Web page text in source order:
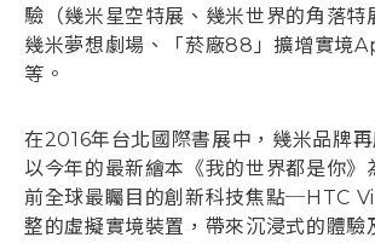
驗（幾米星空特展、幾米世界的角落特
幾米夢想劇場、「菸廠88」擴增實境
等。
在2016年台北國際書展中，幾米品牌再
以今年的最新繪本《我的世界都是你》
前全球最矚目的創新科技焦點─HTC
整的虛擬實境裝置，帶來沉浸式的體驗